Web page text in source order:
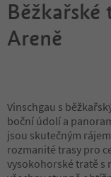
Areně
Vinschgau s
boční údolí a
jsou skutečným
rozmanité trasy pro
vysokohorské tratě s